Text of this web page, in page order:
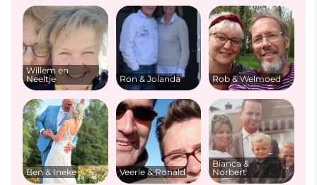
Willem en
Neeltje
Ron & Jolanda Rob & Welmoed
Ben & Ineke Veerle & Ronald
Bianca &
Norbert